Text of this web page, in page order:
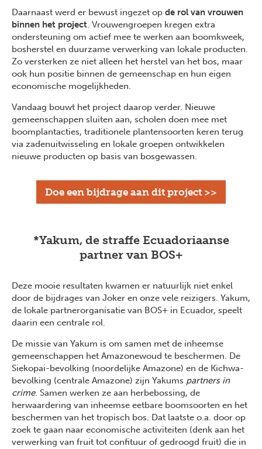
Daarnaast werd er bewust ingezet op de rol van vrouwen
binnen het project. Vrouwengroepen kregen extra
ondersteuning om actief mee te werken aan boomkweek,
bosherstel en duurzame verwerking van lokale producten.
Zo versterken ze niet alleen het herstel van het bos, maar
ook hun positie binnen de gemeenschap en hun eigen
economische mogelijkheden.
Vandaag bouwt het project daarop verder. Nieuwe
gemeenschappen sluiten aan, scholen doen mee met
boomplantacties, traditionele plantensoorten keren terug
via zadenuitwisseling en lokale groepen ontwikkelen
nieuwe producten op basis van bosgewassen.
Doe een bijdrage aan dit project >>
*Yakum, de straffe Ecuadoriaanse
partner van BOS+
Deze mooie resultaten kwamen er natuurlijk niet enkel
door de bijdrages van Joker en onze vele reizigers. Yakum,
de lokale partnerorganisatie van BOS+ in Ecuador, speelt
daarin een centrale rol.
De missie van Yakum is om samen met de inheemse
gemeenschappen het Amazonewoud te beschermen. De
Siekopai-bevolking (noordelijke Amazone) en de Kichwa-
bevolking (centrale Amazone) zijn Yakums partners in
crime. Samen werken ze aan herbebossing, de
herwaardering van inheemse eetbare boomsoorten en het
beschermen van het tropisch bos. Dat laatste o.a. door op
zoek te gaan naar economische activiteiten (denk aan het
verwerking van fruit tot confituur of gedroogd fruit) die in